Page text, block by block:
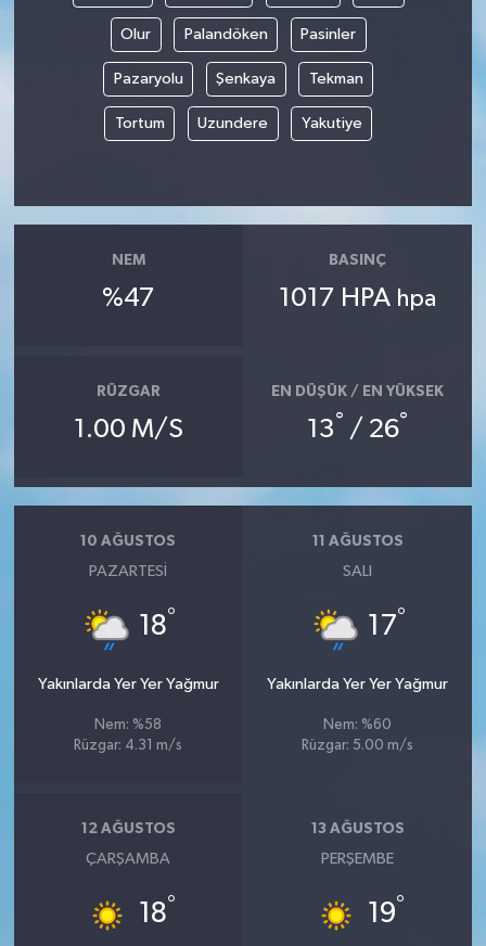
Olur Palandöken Pasinler
Pazaryolu Şenkaya Tekman
Tortum Uzundere Yakutiye
NEM
%47
BASINÇ
1017 HPA hpa
RÜZGAR
1.00 M/S
EN DÜŞÜK / EN YÜKSEK
13° / 26°
10 AĞUSTOS
PAZARTESI
18°
Yakınlarda Yer Yer Yağmur
Nem: %58
Rüzgar: 4.31 m/s
11 AĞUSTOS
SALI
17°
Yakınlarda Yer Yer Yağmur
Nem: %60
Rüzgar: 5.00 m/s
12 AĞUSTOS
ÇARŞAMBA
18°
13 AĞUSTOS
PERŞEMBE
19°